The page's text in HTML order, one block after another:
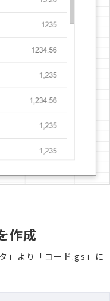
作成
」より「コード.gs」に